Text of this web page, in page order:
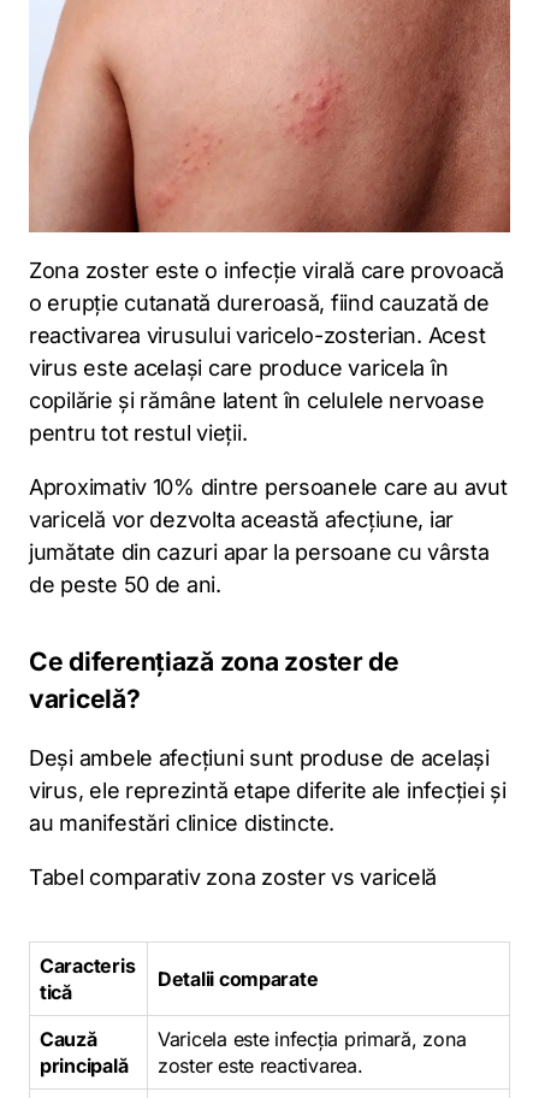
Zona zoster este o infecție virală care provoacă
o erupție cutanată dureroasă, fiind cauzată de
reactivarea virusului varicelo-zosterian. Acest
virus este același care produce varicela în
copilărie și rămâne latent în celulele nervoase
pentru tot restul vieții.
Aproximativ 10% dintre persoanele care au avut
varicelă vor dezvolta această afecțiune, iar
jumătate din cazuri apar la persoane cu vârsta
de peste 50 de ani.
Ce diferențiază zona zoster de
varicelă?
Deși ambele afecțiuni sunt produse de același
virus, ele reprezintă etape diferite ale infecției și
au manifestări clinice distincte.
Tabel comparativ zona zoster vs varicelă
Caracteris
tică
Detalii comparate
Cauză
principală
Varicela este infecția primară, zona
zoster este reactivarea.